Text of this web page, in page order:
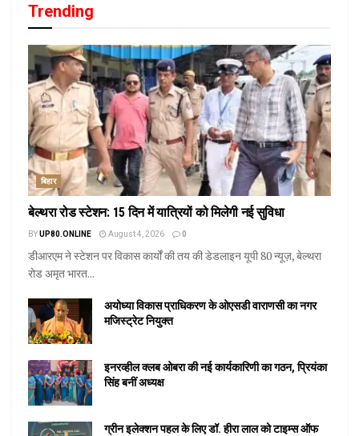
Trending
बिहार
बेल्थरा रोड स्टेशन: 15 दिन में यात्रियों को मिलेगी नई सुविधा
BYUP80.ONLINE August 4, 2026 0
डीआरएम ने स्टेशन पर विकास कार्यों की तय की डेडलाइन यूपी 80 न्यूज़, बेल्थरा
रोड अमृत भारत...
अयोध्या विकास प्राधिकरण के ओएसडी वाराणसी का नगर
मजिस्ट्रेट नियुक्त
इनरव्हील क्लब ओबरा की नई कार्यकारिणी का गठन, प्रियंका
सिंह बनीं अध्यक्ष
ग्रीन इलेक्शन पहल के लिए डॉ. हीरा लाल को टाइम्स ऑफ